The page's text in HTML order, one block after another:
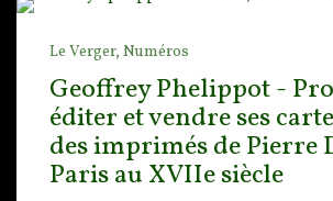
Le Verger, Numéros
Geoffrey Phelippot -
éditer et vendre ses
des imprimés de Pierre
Paris au XVIIe siècle